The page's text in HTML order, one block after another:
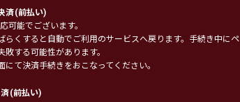
済(前払い)
可能でございます。
くすると自動でご利用のサービスへ戻ります。手続き中にペ
する可能性があります。
て決済手続きをおこなってください。
(前払い)